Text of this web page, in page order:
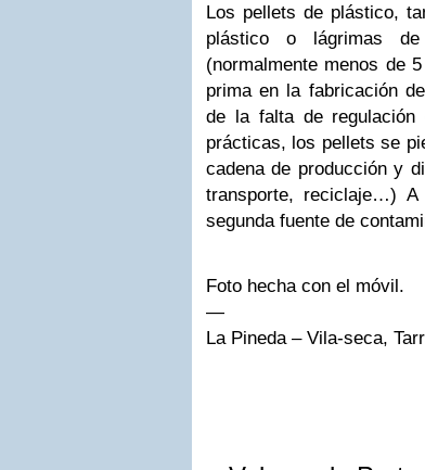
Los pellets de plástico,
plástico o lágrimas
(normalmente menos de
prima en la fabricación
de la falta de
prácticas, los pellets se
cadena de producción y
transporte, reciclaje…)
segunda fuente de
Foto hecha con el móvil.
—
La Pineda – Vila-seca,